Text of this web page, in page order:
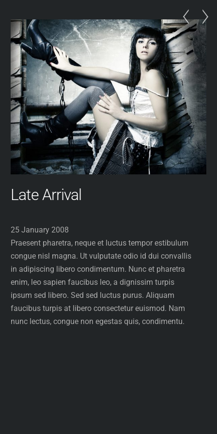
content
Late Arrival
25 January 2008
Praesent pharetra, neque et luctus tempor estibulum
congue nisl magna. Ut vulputate odio id dui convallis
in adipiscing libero condimentum. Nunc et pharetra
enim, leo sapien faucibus leo, a dignissim turpis
ipsum sed libero. Sed sed luctus purus. Aliquam
faucibus turpis at libero consectetur euismod. Nam
nunc lectus, congue non egestas quis, condimentu.